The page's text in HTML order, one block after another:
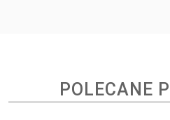
POLECANE